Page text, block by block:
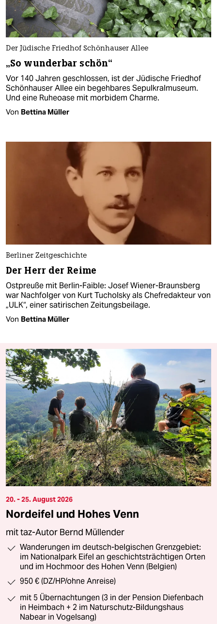
Der Jüdische Friedhof Schönhauser Allee
„So wunderbar schön“
Vor 140 Jahren geschlossen, ist der Jüdische Friedhof
Schönhauser Allee ein begehbares Sepulkralmuseum.
Und eine Ruheoase mit morbidem Charme.
Von Bettina Müller
Berliner Zeitgeschichte
Der Herr der Reime
Ostpreuße mit Berlin-Faible: Josef Wiener-Braunsberg
war Nachfolger von Kurt Tucholsky als Chefredakteur von
„ULK“, einer satirischen Zeitungsbeilage.
Von Bettina Müller
20. - 25. August 2026
Nordeifel und Hohes Venn
mit taz-Autor Bernd Müllender
Wanderungen im deutsch-belgischen Grenzgebiet:
im Nationalpark Eifel an geschichtsträchtigen Orten
und im Hochmoor des Hohen Venn (Belgien)
950 € (DZ/HP/ohne Anreise)
mit 5 Übernachtungen (3 in der Pension Diefenbach
in Heimbach + 2 im Naturschutz-Bildungshaus
Nabear in Vogelsang)